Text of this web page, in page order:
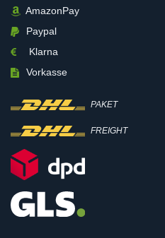
AmazonPay
Paypal
Klarna
Vorkasse
PAKET
FREIGHT